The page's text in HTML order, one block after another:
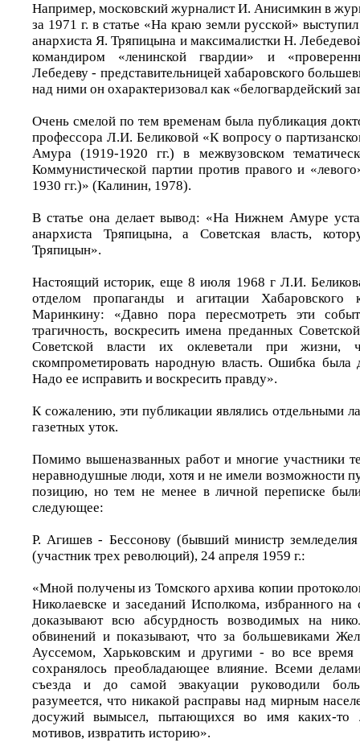
Например, московский журналист И. Анисимкин в
за 1971 г. в статье «На краю земли русской»
анархиста Я. Тряпицына и максималистки Н.
командиром «ленинской гвардии» и
Лебедеву - представительницей хабаровского
над ними он охарактеризовал как «белогвардейский
Очень смелой по тем временам была публикация
профессора Л.И. Беликовой «К вопросу о
Амура (1919-1920 гг.) в межвузовском
Коммунистической партии против правого и
1930 гг.)» (Калинин, 1978).
В статье она делает вывод: «На Нижнем Амуре
анархиста Тряпицына, а Советская власть,
Тряпицын».
Настоящий историк, еще 8 июля 1968 г Л.И.
отделом пропаганды и агитации
Маринкину: «Давно пора пересмотреть эти
трагичность, воскресить имена преданных
Советской власти их оклеветали при жизни,
скомпрометировать народную власть. Ошибка была
Надо ее исправить и воскресить правду».
К сожалению, эти публикации являлись отдельными
газетных уток.
Помимо вышеназванных работ и многие участники
неравнодушные люди, хотя и не имели возможности
позицию, но тем не менее в личной переписке
следующее:
Р. Агишев - Бессонову (бывший министр
(участник трех революций), 24 апреля 1959 г.:
«Мной получены из Томского архива копии
Николаевске и заседаний Исполкома, избранного
доказывают всю абсурдность возводимых на
обвинений и показывают, что за большевиками
Ауссемом, Харьковским и другими - во все время
сохранялось преобладающее влияние. Всеми
съезда и до самой эвакуации руководили
разумеется, что никакой расправы над мирным
досужий вымысел, пытающихся во имя каких-то
мотивов, извратить историю».